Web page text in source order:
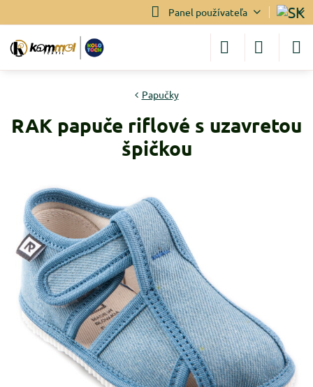
Panel používateľa
Papučky
RAK papuče riflové s uzavretou
špičkou